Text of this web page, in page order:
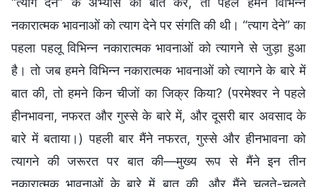
नकारात्मक भावनाओं को त्याग देने पर संगति की थी। “त्याग देने” का
पहला पहलू विभिन्न नकारात्मक भावनाओं को त्यागने से जुड़ा हुआ
है। तो जब हमने विभिन्न नकारात्मक भावनाओं को त्यागने के बारे में
बात की, तो हमने किन चीजों का जिक्र किया? (परमेश्वर ने पहले
हीनभावना, नफरत और गुस्से के बारे में, और दूसरी बार अवसाद के
बारे में बताया।) पहली बार मैंने नफरत, गुस्से और हीनभावना को
त्यागने की जरूरत पर बात की—मुख्य रूप से मैंने इन तीन
नकारात्मक भावनाओं के बारे में बात की, और मैंने चलते-चलते